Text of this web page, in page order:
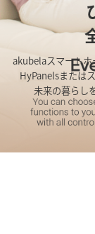
akubelaスマートホ
HyPanelsまたは
未来の暮らし